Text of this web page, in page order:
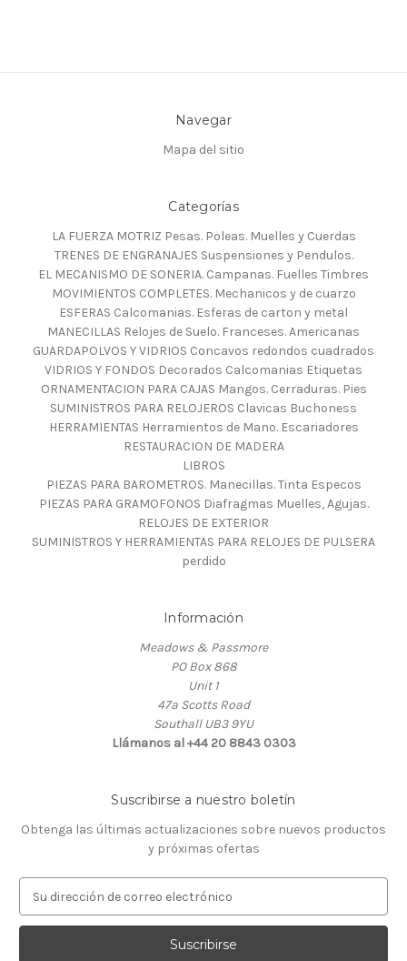
Navegar
Mapa del sitio
Categorías
LA FUERZA MOTRIZ Pesas. Poleas. Muelles y Cuerdas
TRENES DE ENGRANAJES Suspensiones y Pendulos.
EL MECANISMO DE SONERIA. Campanas. Fuelles Timbres
MOVIMIENTOS COMPLETES. Mechanicos y de cuarzo
ESFERAS Calcomanias. Esferas de carton y metal
MANECILLAS Relojes de Suelo. Franceses. Americanas
GUARDAPOLVOS Y VIDRIOS Concavos redondos cuadrados
VIDRIOS Y FONDOS Decorados Calcomanias Etiquetas
ORNAMENTACION PARA CAJAS Mangos. Cerraduras. Pies
SUMINISTROS PARA RELOJEROS Clavicas Buchoness
HERRAMIENTAS Herramientos de Mano. Escariadores
RESTAURACION DE MADERA
LIBROS
PIEZAS PARA BAROMETROS. Manecillas. Tinta Especos
PIEZAS PARA GRAMOFONOS Diafragmas Muelles, Agujas.
RELOJES DE EXTERIOR
SUMINISTROS Y HERRAMIENTAS PARA RELOJES DE PULSERA
perdido
Información
Meadows & Passmore
PO Box 868
Unit 1
47a Scotts Road
Southall UB3 9YU
Llámanos al +44 20 8843 0303
Suscribirse a nuestro boletín
Obtenga las últimas actualizaciones sobre nuevos productos
y próximas ofertas
r